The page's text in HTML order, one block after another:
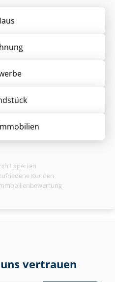
Experten
Kunden
vertrauen